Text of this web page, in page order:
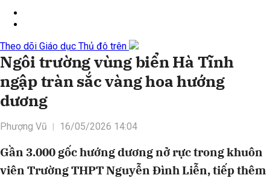
Theo dõi Giáo dục Thủ đô trên
Ngôi trường vùng biển Hà Tĩnh
ngập tràn sắc vàng hoa hướng
dương
Phượng Vũ 16/05/2026 14:04
Gần 3.000 gốc hướng dương nở rực trong khuôn
viên Trường THPT Nguyễn Đình Liễn, tiếp thêm